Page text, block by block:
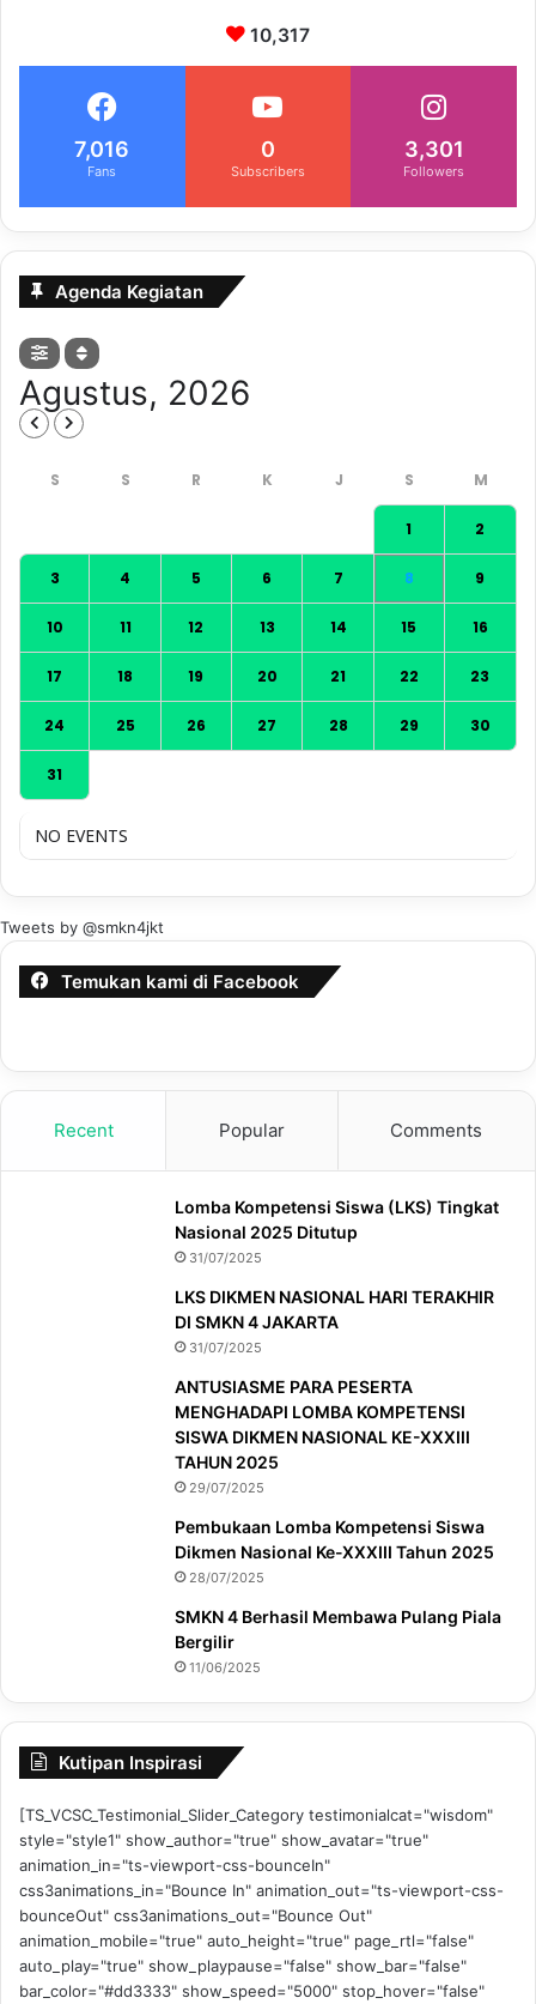
10,317
7,016
Fans
0
Subscribers
3,301
Followers
Agenda Kegiatan
Agustus, 2026
1 2
3 4 5 6 7 8 9
10 11 12 13 14 15 16
17 18 19 20 21 22 23
24 25 26 27 28 29 30
31
NO EVENTS
Tweets by @smkn4jkt
Temukan kami di Facebook
Recent Popular Comments
Lomba Kompetensi Siswa (LKS) Tingkat
Nasional 2025 Ditutup
31/07/2025
LKS DIKMEN NASIONAL HARI TERAKHIR
DI SMKN 4 JAKARTA
31/07/2025
ANTUSIASME PARA PESERTA
MENGHADAPI LOMBA KOMPETENSI
SISWA DIKMEN NASIONAL KE-XXXIII
TAHUN 2025
29/07/2025
Pembukaan Lomba Kompetensi Siswa
Dikmen Nasional Ke-XXXIII Tahun 2025
28/07/2025
SMKN 4 Berhasil Membawa Pulang Piala
Bergilir
11/06/2025
Kutipan Inspirasi
[TS_VCSC_Testimonial_Slider_Category testimonialcat="wisdom"
style="style1" show_author="true" show_avatar="true"
animation_in="ts-viewport-css-bounceIn"
css3animations_in="Bounce In" animation_out="ts-viewport-css-
bounceOut" css3animations_out="Bounce Out"
animation_mobile="true" auto_height="true" page_rtl="false"
auto_play="true" show_playpause="false" show_bar="false"
bar_color="#dd3333" show_speed="5000" stop_hover="false"